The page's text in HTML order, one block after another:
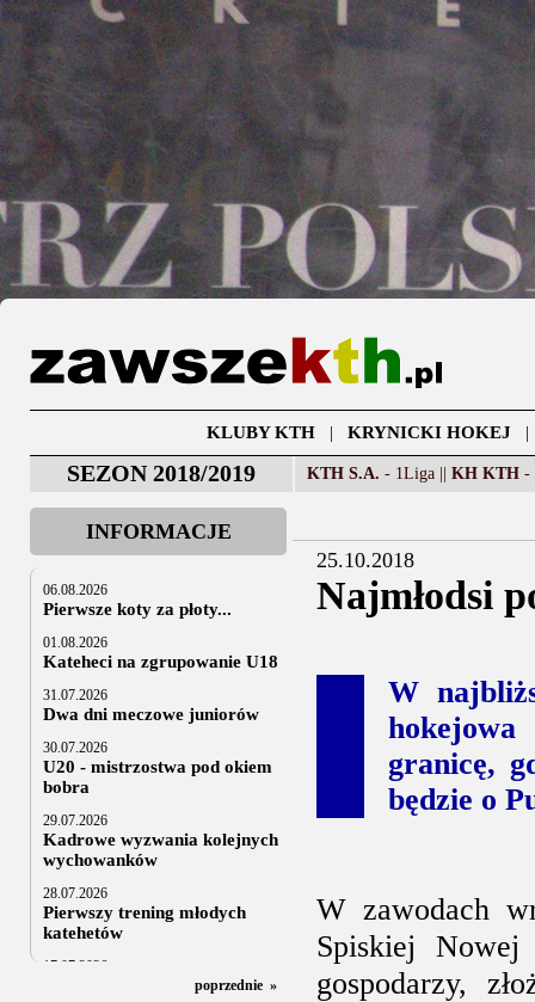
KLUBY KTH| KRYNICKI HOKEJ
SEZON 2018/2019 KTH S.A. - 1Liga || KH KTH -
INFORMACJE
06.08.2026
Pierwsze koty za płoty...
01.08.2026
Kateheci na zgrupowanie U18
31.07.2026
Dwa dni meczowe juniorów
30.07.2026
U20 - mistrzostwa pod okiem
bobra
29.07.2026
Kadrowe wyzwania kolejnych
wychowanków
28.07.2026
Pierwszy trening młodych
katehetów
17.07.2026
U20: z kraju i z zagranicy
poprzednie »
25.10.2018
Najmłodsi
W
granicę,
będzie o
W zawodach
Spiskiej
gospodarzy,